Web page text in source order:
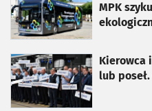
MPK
Kierowca
lub
otworzy się w nowej karcie